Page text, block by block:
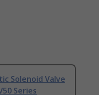
Solenoid Valve
Series